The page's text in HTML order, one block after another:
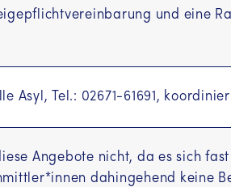
und eine
Asyl, Tel.: 02671-61691,
Angebote nicht, da es sich
dahingehend keine